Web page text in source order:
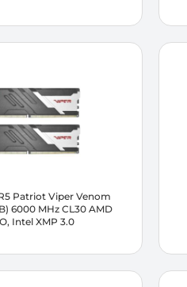
Patriot Viper Venom
6000 MHz CL30 AMD
Intel XMP 3.0